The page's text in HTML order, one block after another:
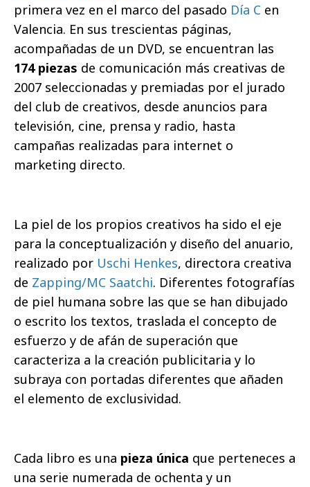
primera vez en el marco del pasado Día C en
Valencia. En sus trescientas páginas,
acompañadas de un DVD, se encuentran las
174 piezas de comunicación más creativas de
2007 seleccionadas y premiadas por el jurado
del club de creativos, desde anuncios para
televisión, cine, prensa y radio, hasta
campañas realizadas para internet o
marketing directo.
La piel de los propios creativos ha sido el eje
para la conceptualización y diseño del anuario,
realizado por Uschi Henkes, directora creativa
de Zapping/MC Saatchi. Diferentes fotografías
de piel humana sobre las que se han dibujado
o escrito los textos, traslada el concepto de
esfuerzo y de afán de superación que
caracteriza a la creación publicitaria y lo
subraya con portadas diferentes que añaden
el elemento de exclusividad.
Cada libro es una pieza única que perteneces a
una serie numerada de ochenta y un